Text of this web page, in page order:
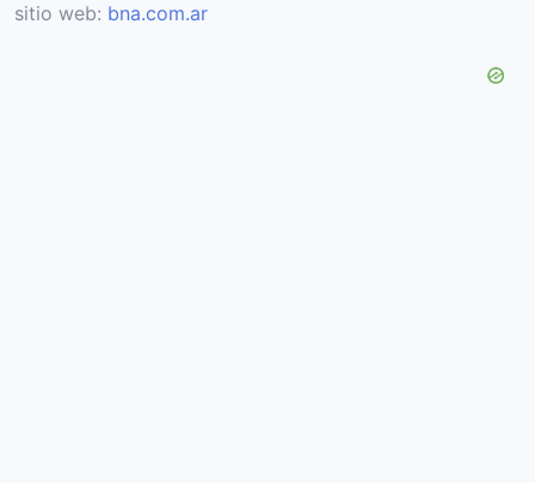
sitio web: bna.com.ar